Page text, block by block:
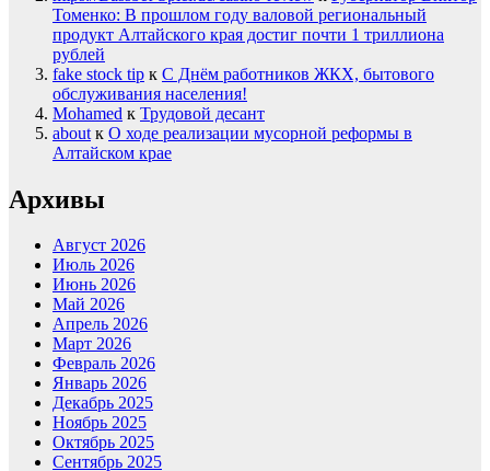
Томенко: В прошлом году валовой региональный
продукт Алтайского края достиг почти 1 триллиона
рублей
fake stock tip к С Днём работников ЖКХ, бытового
обслуживания населения!
Mohamed к Трудовой десант
about к О ходе реализации мусорной реформы в
Алтайском крае
Архивы
Август 2026
Июль 2026
Июнь 2026
Май 2026
Апрель 2026
Март 2026
Февраль 2026
Январь 2026
Декабрь 2025
Ноябрь 2025
Октябрь 2025
Сентябрь 2025